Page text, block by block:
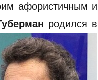
афористичным и
родился в